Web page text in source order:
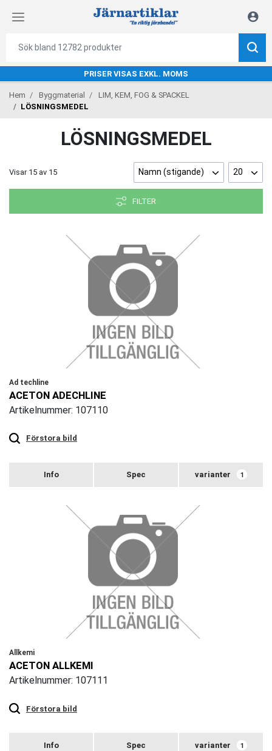
PRISER VISAS EXKL. MOMS
Hem Byggmaterial
LIM, KEM, FOG & SPACKEL
LÖSNINGSMEDEL
LÖSNINGSMEDEL
Visar 15 av 15 Namn (stigande) 20
FILTER
Ad techline
ACETON ADECHLINE
Artikelnummer: 107110
Förstora bild
zoom
varianter 1
Allkemi
ACETON ALLKEMI
Artikelnummer: 107111
Förstora bild
zoom
varianter 1